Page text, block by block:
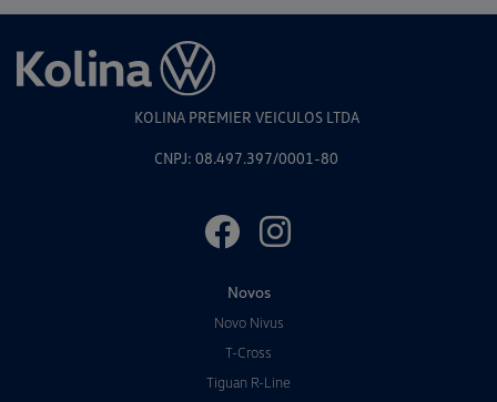
KOLINA PREMIER VEICULOS LTDA
CNPJ: 08.497.397/0001-80
Novos
Novo Nivus
T-Cross
Tiguan R-Line